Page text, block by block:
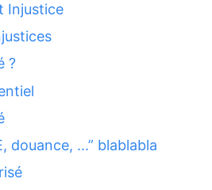
Injustice
?
douance, ...” blablabla